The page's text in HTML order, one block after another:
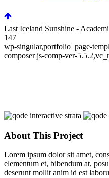
Last Iceland Sunshine -
147
wp-singular,portfolio_page-
composer js-comp-ver-
About This Project
Lorem ipsum dolor sit amet,
elementum et, bibendum at,
deserunt mollit anim id est